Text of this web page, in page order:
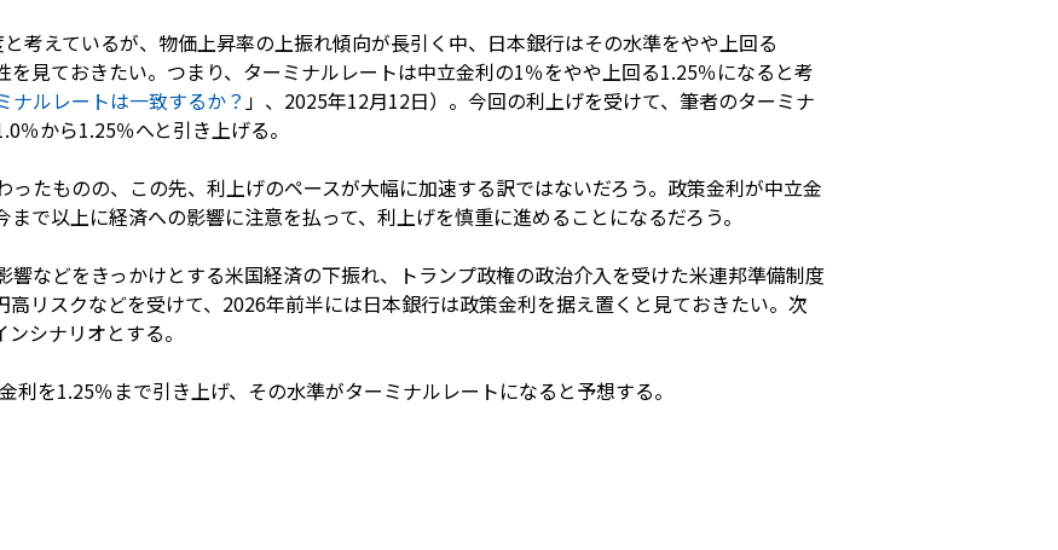
考えているが、物価上昇率の上振れ傾向が長引く中、日本銀行はその水準をやや上回る
見ておきたい。つまり、ターミナルレートは中立金利の1％をやや上回る1.25％になると考
ナルレートは一致するか？」、2025年12月12日）。今回の利上げを受けて、筆者のターミナ
％から1.25％へと引き上げる。
ったものの、この先、利上げのペースが大幅に加速する訳ではないだろう。政策金利が中立金
で以上に経済への影響に注意を払って、利上げを慎重に進めることになるだろう。
などをきっかけとする米国経済の下振れ、トランプ政権の政治介入を受けた米連邦準備制度
リスクなどを受けて、2026年前半には日本銀行は政策金利を据え置くと見ておきたい。次
シナリオとする。
利を1.25％まで引き上げ、その水準がターミナルレートになると予想する。